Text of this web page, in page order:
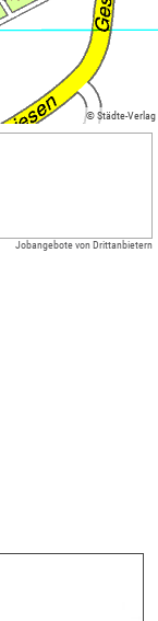
© Städte-Verlag
Jobangebote von Drittanbietern